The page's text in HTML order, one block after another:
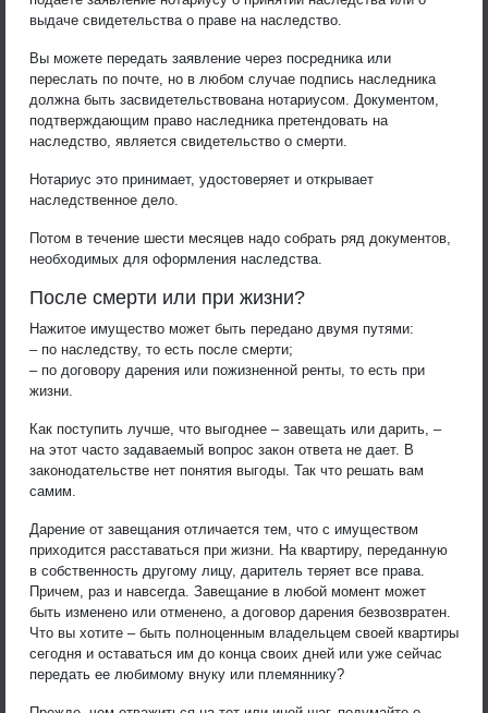
выдаче свидетельства о праве на наследство.
Вы можете передать заявление через посредника или
переслать по почте, но в любом случае подпись наследника
должна быть засвидетельствована нотариусом. Документом,
подтверждающим право наследника претендовать на
наследство, является свидетельство о смерти.
Нотариус это принимает, удостоверяет и открывает
наследственное дело.
Потом в течение шести месяцев надо собрать ряд документов,
необходимых для оформления наследства.
После смерти или при жизни?
Нажитое имущество может быть передано двумя путями:
– по наследству, то есть после смерти;
– по договору дарения или пожизненной ренты, то есть при
жизни.
Как поступить лучше, что выгоднее – завещать или дарить, –
на этот часто задаваемый вопрос закон ответа не дает. В
законодательстве нет понятия выгоды. Так что решать вам
самим.
Дарение от завещания отличается тем, что с имуществом
приходится расставаться при жизни. На квартиру, переданную
в собственность другому лицу, даритель теряет все права.
Причем, раз и навсегда. Завещание в любой момент может
быть изменено или отменено, а договор дарения безвозвратен.
Что вы хотите – быть полноценным владельцем своей квартиры
сегодня и оставаться им до конца своих дней или уже сейчас
передать ее любимому внуку или племяннику?